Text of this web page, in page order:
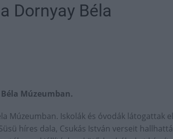
Dornyay Béla
Múzeumban.
Múzeumban. Iskolák és óvodák látogattak
híres dala, Csukás István verseit